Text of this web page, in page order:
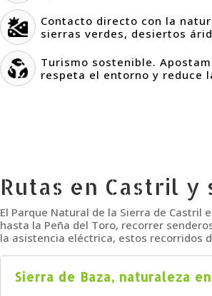
Contacto directo con la
sierras verdes, desiertos
Turismo sostenible.
respeta el entorno y reduce
Rutas en Castril y
El Parque Natural de la Sierra de
hasta la Peña del Toro, recorrer
la asistencia eléctrica, estos recorridos
Sierra de Baza, naturaleza